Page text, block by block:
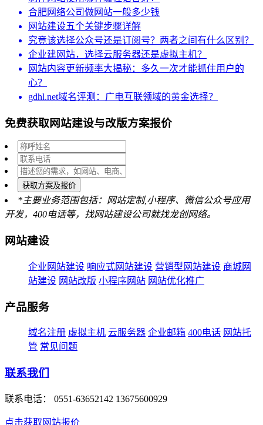
合肥网络公司做网站一般多少钱
网站建设五个关键步骤详解
究竟该选择公众号还是订阅号？两者之间有什么区别？
企业建网站，选择云服务器还是虚拟主机？
网站内容更新频率大揭秘：多久一次才能抓住用户的
心？
gdhl.net域名评测：广电互联领域的黄金选择？
免费获取网站建设与改版方案报价
获取方案及报价
*主要业务范围包括：网站定制,小程序、微信公众号应用
开发，400电话等，找网站建设公司就找龙创网络。
网站建设
企业网站建设 响应式网站建设 营销型网站建设 商城网
站建设 网站改版 小程序网站 网站优化推广
产品服务
域名注册 虚拟主机 云服务器 企业邮箱 400电话 网站托
管 常见问题
联系我们
联系电话： 0551-63652142 13675600929
点击获取网站报价